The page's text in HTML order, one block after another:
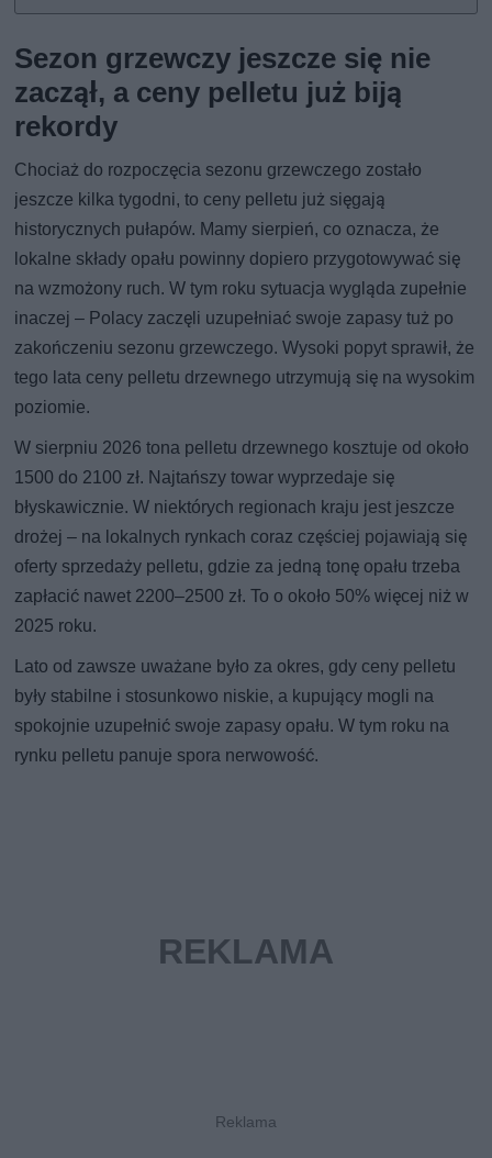
Sezon grzewczy jeszcze się nie
zaczął, a ceny pelletu już biją
rekordy
Chociaż do rozpoczęcia sezonu grzewczego zostało
jeszcze kilka tygodni, to ceny pelletu już sięgają
historycznych pułapów. Mamy sierpień, co oznacza, że
lokalne składy opału powinny dopiero przygotowywać się
na wzmożony ruch. W tym roku sytuacja wygląda zupełnie
inaczej – Polacy zaczęli uzupełniać swoje zapasy tuż po
zakończeniu sezonu grzewczego. Wysoki popyt sprawił, że
tego lata ceny pelletu drzewnego utrzymują się na wysokim
poziomie.
W sierpniu 2026 tona pelletu drzewnego kosztuje od około
1500 do 2100 zł. Najtańszy towar wyprzedaje się
błyskawicznie. W niektórych regionach kraju jest jeszcze
drożej – na lokalnych rynkach coraz częściej pojawiają się
oferty sprzedaży pelletu, gdzie za jedną tonę opału trzeba
zapłacić nawet 2200–2500 zł. To o około 50% więcej niż w
2025 roku.
Lato od zawsze uważane było za okres, gdy ceny pelletu
były stabilne i stosunkowo niskie, a kupujący mogli na
spokojnie uzupełnić swoje zapasy opału. W tym roku na
rynku pelletu panuje spora nerwowość.